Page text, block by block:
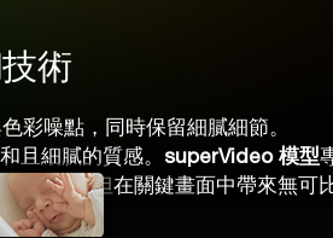
術
彩噪點，同時保留細膩細節。
且細膩的質感。 superVideo 模型
稍慢，但在關鍵畫面中帶來無可